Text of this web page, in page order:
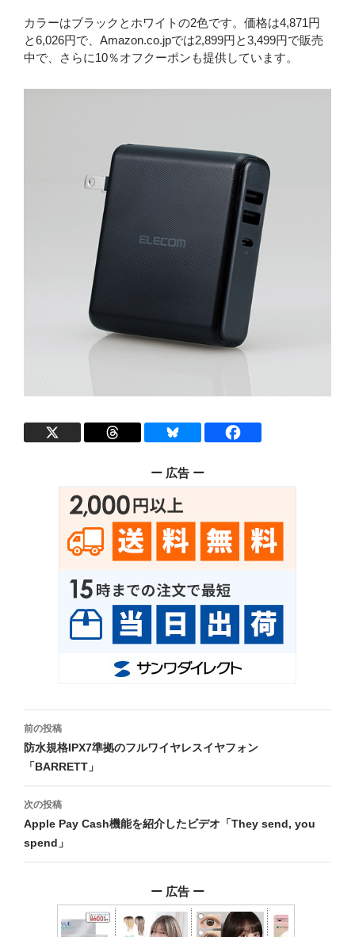
カラーはブラックとホワイトの2色です。価格は4,871円
と6,026円で、Amazon.co.jpでは2,899円と3,499円で販売
中で、さらに10％オフクーポンも提供しています。
ー 広告 ー
投
稿
ナ
ビ
ゲ
ー
前の投稿
防水規格IPX7準拠のフルワイヤレスイヤフォン
「BARRETT」
次の投稿
Apple Pay Cash機能を紹介したビデオ「They send, you
spend」
ー 広告 ー